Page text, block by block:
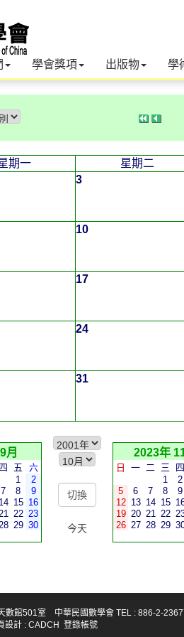
學會獎項 出版物 學
期一 星期二
3
10
17
24
31
月
四 五
六
1
2
7 8
9
14 15 16
22 23
29 30 今天
2023年
日 一 二 三 四
1
2
5
6 7 8 9
12 13 14 15
19 20 21 22
26 27 28 29
館501室 中華民國數學會 TEL : 886-2-
設計 : CADCH 登錄帳號